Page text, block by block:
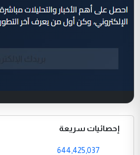
إحصائيات سريعة
644,425,037